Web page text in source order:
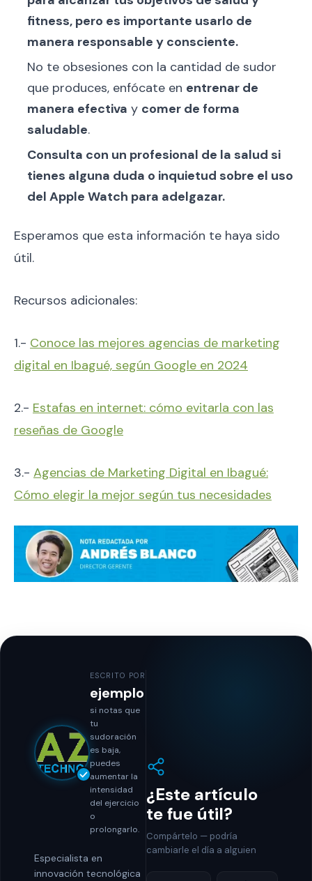
fitness, pero es importante usarlo de
manera responsable y consciente.
No te obsesiones con la cantidad de sudor
que produces, enfócate en entrenar de
manera efectiva y comer de forma
saludable.
Consulta con un profesional de la salud si
tienes alguna duda o inquietud sobre el uso
del Apple Watch para adelgazar.
Esperamos que esta información te haya sido
útil.
Recursos adicionales:
1.- Conoce las mejores agencias de marketing
digital en Ibagué, según Google en 2024
2.- Estafas en internet: cómo evitarla con las
reseñas de Google
3.- Agencias de Marketing Digital en Ibagué:
Cómo elegir la mejor según tus necesidades
ESCRITO POR
ejemplo
si notas que
tu
sudoración
es baja,
puedes
aumentar la
intensidad
del ejercicio
o
prolongarlo.
Especialista en
innovación tecnológica
¿Este artículo
te fue útil?
Compártelo — podría
cambiarle el día a alguien